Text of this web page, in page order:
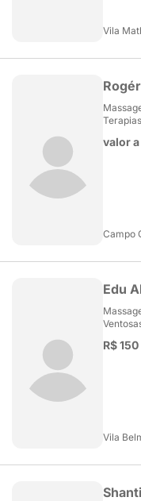
Vila
valor
Campo
Edu
R$ 150
Vila